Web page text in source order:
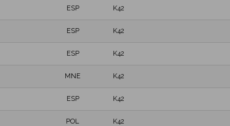
ESP K42
ESP K42
ESP K42
MNE K42
ESP K42
POL K42